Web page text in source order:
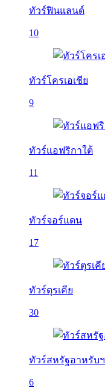
ทัวร์ฟินแลนด์
10
ทัวร์โครเอเชีย
9
ทัวร์แอฟริกาใต้
11
ทัวร์จอร์แดน
17
ทัวร์ตุรเคีย
30
ทัวร์สหรัฐอาหรับฯ
6